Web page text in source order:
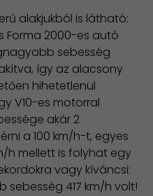
alakjukból is látható:
Forma 2000-es autó
sebesség
így az alacsony
hihetetlenül
V10-es motorral
akár 2
a 100 km/h-t, egyes
h mellett is folyhat egy
vagy kíváncsi:
417 km/h volt!